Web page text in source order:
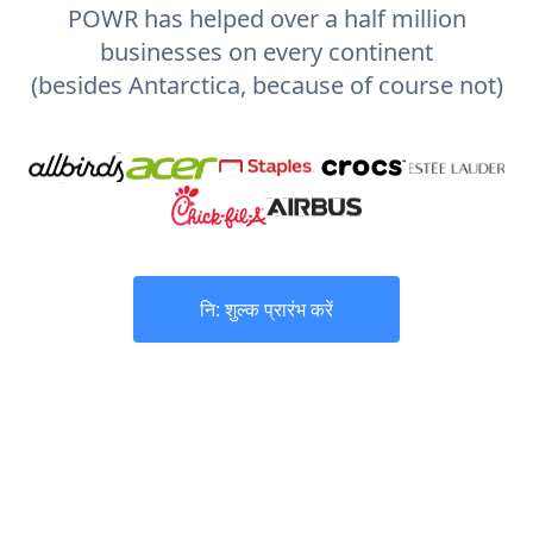
POWR has helped over a half million
businesses on every continent
(besides Antarctica, because of course not)
नि: शुल्क प्रारंभ करें